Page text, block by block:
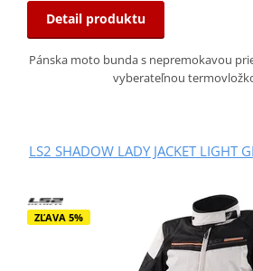
Detail produktu
Pánska moto bunda s nepremokavou
vyberateľnou
LS2 SHADOW LADY JACKET LIGHT
ZĽAVA 5%